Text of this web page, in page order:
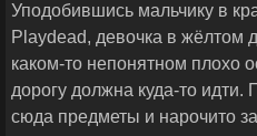
Уподобившись мальчику в
Playdead, девочка в жёлтом
каком-то непонятном плохо
дорогу должна куда-то
сюда предметы и нарочито